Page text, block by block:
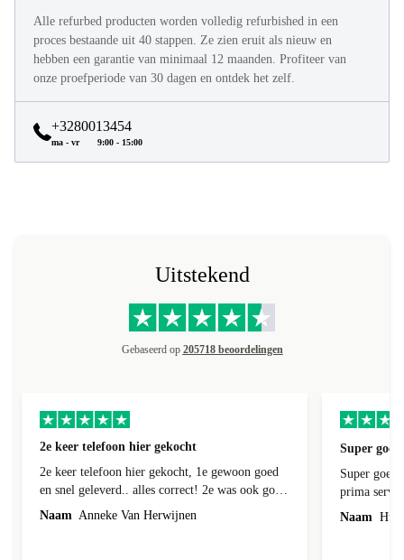
Alle refurbed producten worden volledig refurbished in een
proces bestaande uit 40 stappen. Ze zien eruit als nieuw en
hebben een garantie van minimaal 12 maanden. Profiteer van
onze proefperiode van 30 dagen en ontdek het zelf.
+3280013454
ma - vr 9:00 - 15:00
Uitstekend
Gebaseerd op 205718 beoordelingen
2e keer telefoon hier gekocht
2e keer telefoon hier gekocht, 1e gewoon goed
en snel geleverd.. alles correct! 2e was ook goed
geleverd en alles erbij, 1e week bij foto's liep er
een streep doorheen! Kon ik terug sturen nadat
Naam Anneke Van Herwijnen
Super
Super
prima
Naam Hub